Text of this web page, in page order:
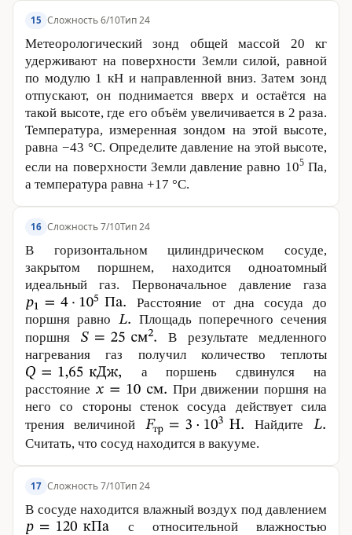
15 Сложность 6/10Тип 24
Метеорологический зонд общей массой 20 кг
удерживают на поверхности Земли силой, равной
по модулю 1 кНи направленной вниз. Затем зонд
отпускают, он поднимается вверх и остаётся на
такой высоте, где его объём увеличивается в 2 раза.
Температура, измеренная зондом на этой высоте,
равна −43 °С. Определите давление на этой высоте,
если на поверхности Земли давление равно 105Па,
а температура равна +17 °С.
16 Сложность 7/10Тип 24
В горизонтальном цилиндрическом сосуде,
закрытом поршнем, находится одноатомный
идеальный газ. Первоначальное давление газа
Расстояние от дна сосуда до
поршня равно
Площадь поперечного сечения
поршня
В результате медленного
нагревания газ получил количество теплоты
а поршень сдвинулся на
расстояние
При движении поршня на
него со стороны стенок сосуда действует сила
трения величиной
Найдите
Считать, что сосуд находится в вакууме.
17 Сложность 7/10Тип 24
В сосуде находится влажный воздух под давлением
с относительной влажностью